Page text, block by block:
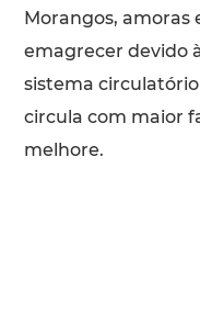
Morangos, amoras
emagrecer devido
sistema
circula com maior
melhore.